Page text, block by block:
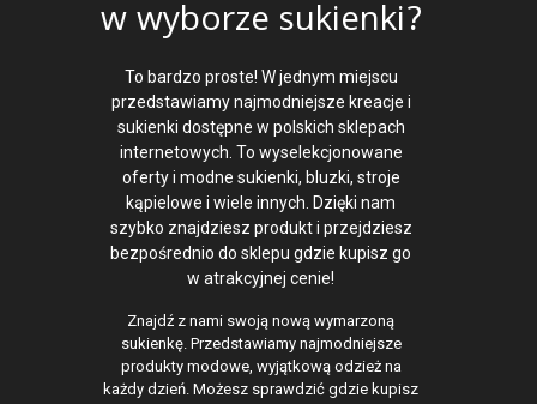
w wyborze sukienki?
To bardzo proste! W jednym miejscu
przedstawiamy najmodniejsze kreacje i
sukienki dostępne w polskich sklepach
internetowych. To wyselekcjonowane
oferty i modne sukienki, bluzki, stroje
kąpielowe i wiele innych. Dzięki nam
szybko znajdziesz produkt i przejdziesz
bezpośrednio do sklepu gdzie kupisz go
w atrakcyjnej cenie!
Znajdź z nami swoją nową wymarzoną
sukienkę. Przedstawiamy najmodniejsze
produkty modowe, wyjątkową odzież na
każdy dzień. Możesz sprawdzić gdzie kupisz